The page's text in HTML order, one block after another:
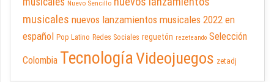
Nuevo Sencillo
musicales nuevos lanzamientos musicales 2022 en
español Pop Latino Redes Sociales reguetón rezeteando Selección
Colombia TecnologíaVideojuegos zetadj